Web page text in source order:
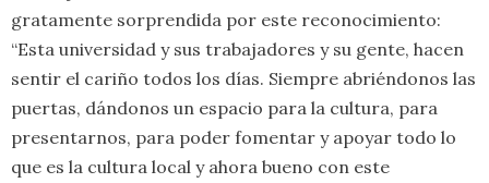
gratamente sorprendida por este reconocimiento:
“Esta universidad y sus trabajadores y su gente, hacen
sentir el cariño todos los días. Siempre abriéndonos las
puertas, dándonos un espacio para la cultura, para
presentarnos, para poder fomentar y apoyar todo lo
que es la cultura local y ahora bueno con este